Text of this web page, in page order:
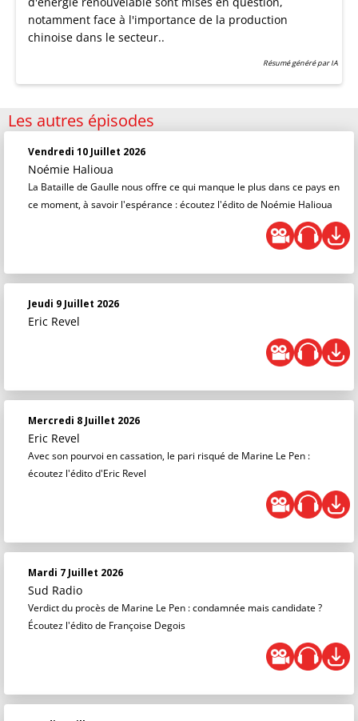
notamment face à l'importance de la production
chinoise dans le secteur..
Résumé généré par IA
Les autres épisodes
Vendredi 10 Juillet 2026
Noémie Halioua
La Bataille de Gaulle nous offre ce qui manque le plus dans ce pays en
ce moment, à savoir l'espérance : écoutez l'édito de Noémie Halioua
Jeudi 9 Juillet 2026
Eric Revel
Mercredi 8 Juillet 2026
Eric Revel
Avec son pourvoi en cassation, le pari risqué de Marine Le Pen :
écoutez l'édito d'Eric Revel
Mardi 7 Juillet 2026
Sud Radio
Verdict du procès de Marine Le Pen : condamnée mais candidate ?
Écoutez l'édito de Françoise Degois